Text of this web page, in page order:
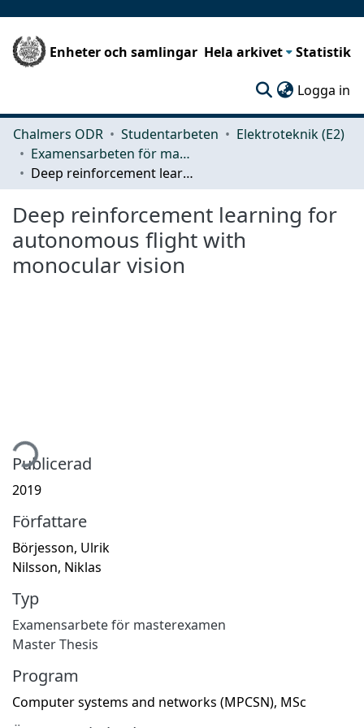
Enheter och samlingar Hela arkivet Statistik
Logga in
Chalmers ODR Studentarbeten
Elektroteknik (E2)
Examensarbeten för masterexamen
Deep reinforcement learning for autonomous flight with monocular vision
Deep reinforcement learning for
autonomous flight with
monocular vision
Publicerad
2019
Författare
Börjesson, Ulrik
Nilsson, Niklas
Typ
Examensarbete för masterexamen
Master Thesis
Program
Computer systems and networks (MPCSN), MSc